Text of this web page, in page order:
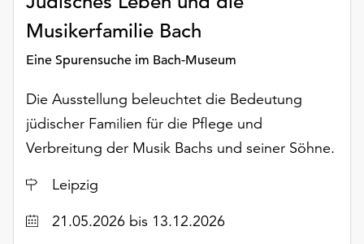
Einstellungen“
zur
Verfügung.
Funktionale
Cookies
auch
ohne
Einverständnis
ausgeführt.
Musikerfamilie Bach
Eine Spurensuche im Bach-Museum
Die Ausstellung beleuchtet die Bedeutung
jüdischer Familien für die Pflege und
Verbreitung der Musik Bachs und seiner Söhne.
Ort
Leipzig
Datum21.05.2026 bis 13.12.2026